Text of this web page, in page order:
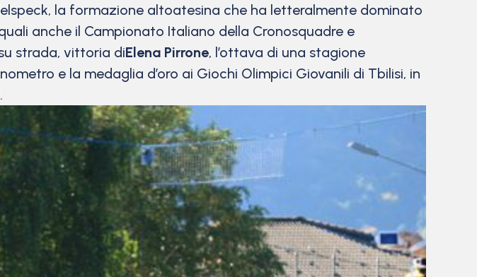
la formazione altoatesina che ha letteralmente dominato
anche il Campionato Italiano della Cronosquadre e
strada, vittoria diElena Pirrone, l’ottava di una stagione
e la medaglia d’oro ai Giochi Olimpici Giovanili di Tbilisi, in
.